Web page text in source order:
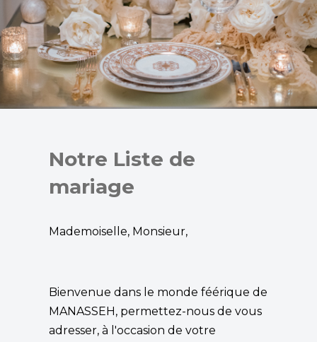
Notre Liste de
mariage
Mademoiselle, Monsieur,
Bienvenue dans le monde féérique de
MANASSEH, permettez-nous de vous
adresser, à l'occasion de votre